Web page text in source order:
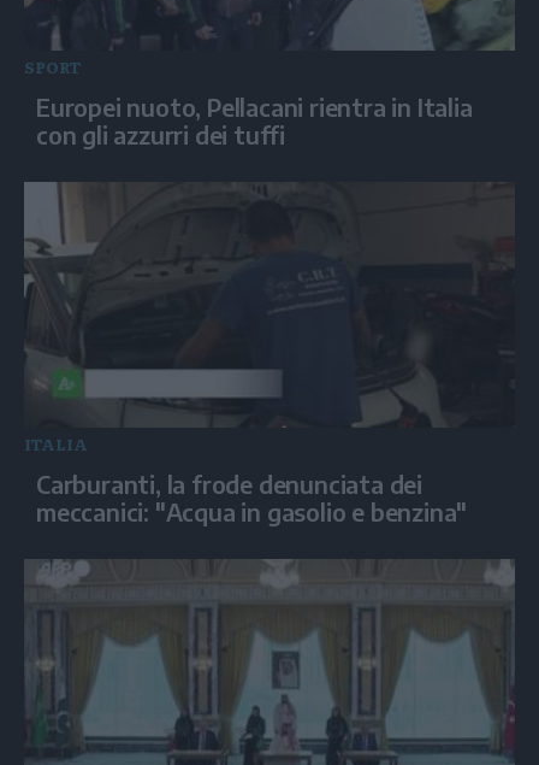
SPORT
Europei nuoto, Pellacani rientra in Italia
con gli azzurri dei tuffi
ITALIA
Carburanti, la frode denunciata dei
meccanici: "Acqua in gasolio e benzina"